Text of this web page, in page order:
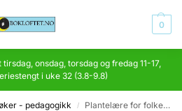
0
onsdag, torsdag og fredag 11-17,
i uke 32 (3.8-9.8)
- pedagogikk / Plantelære for folkeskolen